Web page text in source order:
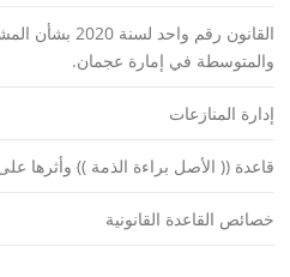
القانون رقم
والمتوسطة في إمارة عجمان.
إدارة المنازعات
قاعدة (( الأصل براءة الذمة )) وأثرها
خصائص القاعدة القانونية